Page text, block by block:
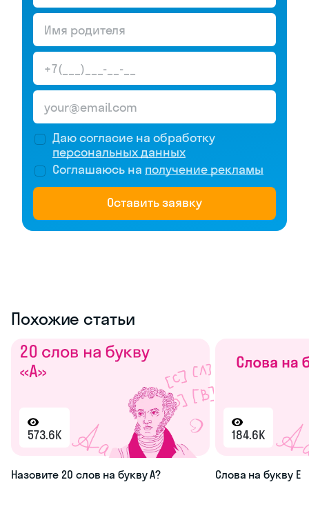
Даю согласие на обработку
персональных данных
Соглашаюсь на получение рекламы
Оставить заявку
Похожие статьи
573.6K
Назовите 20 слов на букву А?
184.6K
Слова на букву Е